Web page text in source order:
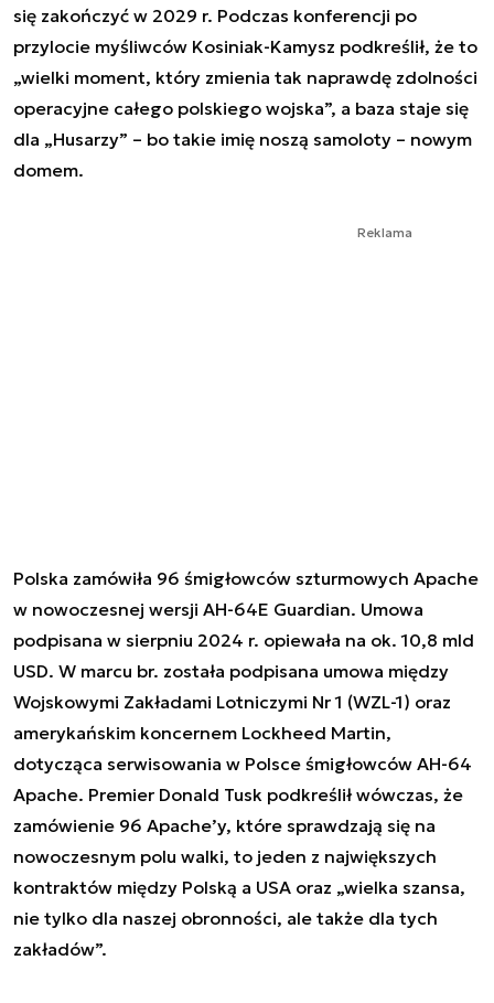
się zakończyć w 2029 r. Podczas konferencji po
przylocie myśliwców Kosiniak-Kamysz podkreślił, że to
„wielki moment, który zmienia tak naprawdę zdolności
operacyjne całego polskiego wojska”, a baza staje się
dla „Husarzy” – bo takie imię noszą samoloty – nowym
domem.
Reklama
Polska zamówiła 96 śmigłowców szturmowych Apache
w nowoczesnej wersji AH-64E Guardian. Umowa
podpisana w sierpniu 2024 r. opiewała na ok. 10,8 mld
USD. W marcu br. została podpisana umowa między
Wojskowymi Zakładami Lotniczymi Nr 1 (WZL-1) oraz
amerykańskim koncernem Lockheed Martin,
dotycząca serwisowania w Polsce śmigłowców AH-64
Apache. Premier Donald Tusk podkreślił wówczas, że
zamówienie 96 Apache’y, które sprawdzają się na
nowoczesnym polu walki, to jeden z największych
kontraktów między Polską a USA oraz „wielka szansa,
nie tylko dla naszej obronności, ale także dla tych
zakładów”.